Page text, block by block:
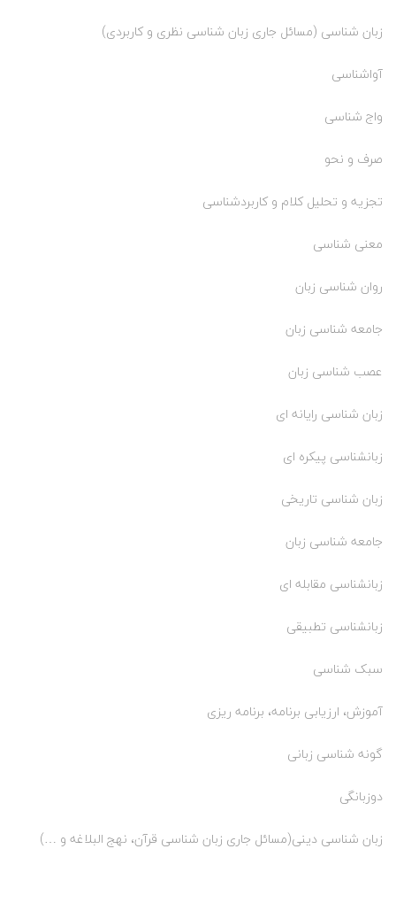
زبان شناسی (مسائل جاری زبان شناسی نظری و کاربردی)
آواشناسی
واج شناسی
صرف و نحو
تجزیه و تحلیل کلام و کاربردشناسی
معنی شناسی
روان شناسی زبان
جامعه شناسی زبان
عصب شناسی زبان
زبان شناسی رایانه ای
زبانشناسی پیکره ای
زبان شناسی تاریخی
جامعه شناسی زبان
زبانشناسی مقابله ای
زبانشناسی تطبیقی
سبک شناسی
آموزش، ارزیابی برنامه، برنامه ریزی
گونه شناسی زبانی
دوزبانگی
زبان شناسی دینی(مسائل جاری زبان شناسی قرآن، نهج البلاغه و …)